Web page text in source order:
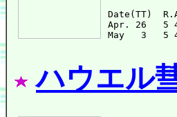
Date(TT)
Apr. 26   5
ハウエル